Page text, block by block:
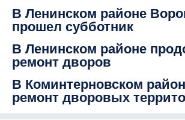
В Ленинском районе
прошел субботник
В Ленинском районе
ремонт дворов
В Коминтерновском
ремонт дворовых